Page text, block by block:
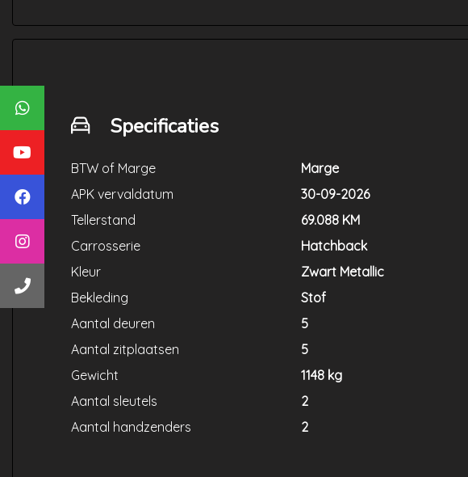
Specificaties
BTW of Marge
Marge
APK vervaldatum
30-09-2026
Tellerstand
69.088 KM
Carrosserie
Hatchback
Kleur
Zwart Metallic
Bekleding
Stof
Aantal deuren
5
Aantal zitplaatsen
5
Gewicht
1148 kg
Aantal sleutels
2
Aantal handzenders
2